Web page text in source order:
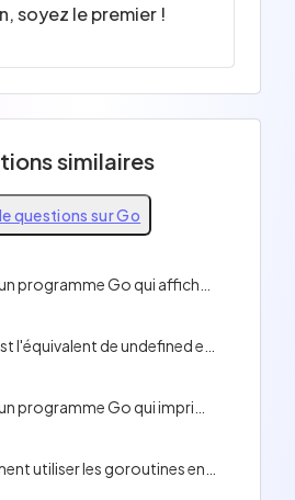
soyez le premier !
similaires
questions sur Go